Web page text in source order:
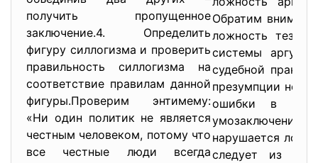
получить пропущенное
заключение.4. Определить
фигуру силлогизма и проверить
правильность силлогизма на
соответствие правилам данной
фигуры.Проверим энтимему:
«Ни один политик не является
честным человеком, потому что
все честные люди всегда
Обратим
ложность
системы
судебной
презумпции
ошибки в
умозаключениях,
нарушается
следует из